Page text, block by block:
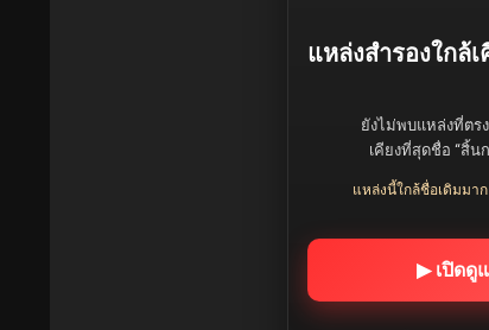
แหล่งสำรองใกล้
ยังไม่พบแหล่งที่ตร
เคียงที่สุดชื่อ “สิ้น
แหล่งนี้ใกล้ชื่อเดิมมา
▶ เปิดดู